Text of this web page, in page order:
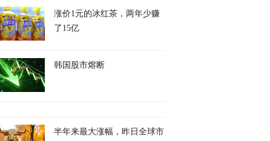
涨价1元的冰红茶，两年少赚
了15亿
韩国股市熔断
半年来最大涨幅，昨日全球市